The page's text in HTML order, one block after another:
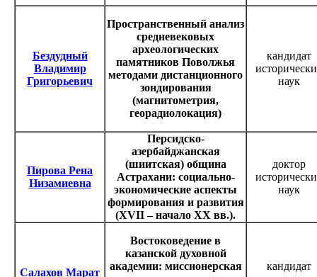
Бездудный
Владимир
Григорьевич
Пространственный анализ
средневековых
археологических
памятников Поволжья
методами дистанционного
зондирования
(магнитометрия,
георадиолокация)
кандидат
наук
Пирова Рена
Низамиевна
Персидско-
азербайджанская
(шиитская) община
Астрахани: социально-
экономические аспекты
формирования и развития
(XVII – начало ХХ вв.).
доктор
наук
Салахов Марат
Востоковедение в
казанской духовной
академии: миссионерская
кандидат